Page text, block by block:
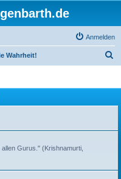
Anmelden
Wahrheit!
Gurus." (Krishnamurti,